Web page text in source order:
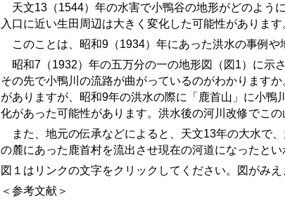
天文13（1544）年の水害で小鴨谷の地形がどのよう
入口に近い生田周辺は大きく変化した可能性があります
このことは、昭和9（1934）年にあった洪水の事例や
昭和7（1932）年の五万分の一の地形図（図1）に示
その先で小鴨川の流路が曲がっているのがわかります
がありますが、昭和9年の洪水の際に「鹿首山」に小
化があった可能性があります。洪水後の河川改修でこ
また、 地元の伝承などによると、天文13年の大水で
の麓にあった鹿首村を流出させ現在の河道になったとい
図１はリンクの文字をクリックしてください。図がみ
＜参考文献＞